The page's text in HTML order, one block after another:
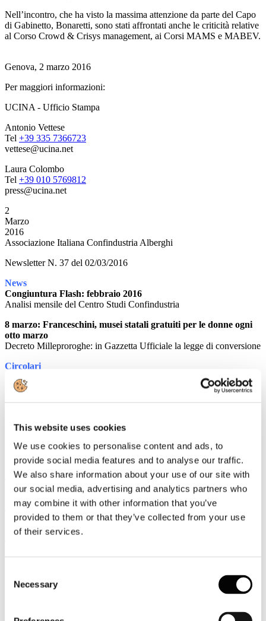
This website uses cookies
We use cookies to personalise content and ads, to
provide social media features and to analyse our traffic.
We also share information about your use of our site with
our social media, advertising and analytics partners who
may combine it with other information that you’ve
provided to them or that they’ve collected from your use
of their services.
Selection
Necessary
Nell’incontro, che ha visto la massima attenzione da parte del Capo
di Gabinetto, Bonaretti, sono stati affrontati anche le criticità relative
al Corso Crowd & Crisys management, ai Corsi MAMS e MABEV.
Genova, 2 marzo 2016
Per maggiori informazioni:
UCINA - Ufficio Stampa
Antonio Vettese
Tel +39 335 7366723
vettese@ucina.net
Laura Colombo
Tel +39 010 5769812
press@ucina.net
2
Marzo
2016
Associazione Italiana Confindustria Alberghi
Newsletter N. 37 del 02/03/2016
News
Congiuntura Flash: febbraio 2016
Analisi mensile del Centro Studi Confindustria
8 marzo: Franceschini, musei statali gratuiti per le donne ogni
otto marzo
Decreto Milleproroghe: in Gazzetta Ufficiale la legge di conversione
Circolari
STRUTTURE RICETTIVE ALBERGHIERE: RINVIATA
SINO AL 31/12/2016 L'ENTRATA IN VIGORE DELLA
normativa antincendio per le strutture ricettive alberghiere aventi
oltre 25 posti letto ed esistenti alla data del 94
Rassegna Stampa
L'ultimo rebus dei conti di Expo
Airbnb e Uber: tasse al 10 per cento su ogni transazione
TTGITALIA
Lavoro stagionale, la riduzione dell'Irap parte già quest'anno
EVENT REPORT
IL GIORNALE DEL TURISMO